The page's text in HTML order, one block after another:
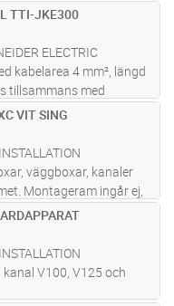
TTI-JKE300
ELECTRIC
kabelarea 4 mm², längd
tillsammans med
E-nr 11 636 72.
monterat flatstifthylsa
med hane i än
VIT SING
väggboxar, kanaler
Montageram ingår ej,
V100, V125 och